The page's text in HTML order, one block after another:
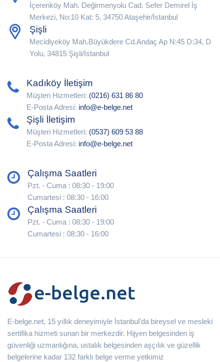
İçerenköy Mah. Değirmenyolu Cad. Sefer Demirel İş
Merkezi, No:10 Kat: 5, 34750 Ataşehir/İstanbul
Şişli
Mecidiyeköy Mah.Büyükdere Cd.Andaç Ap N:45 D:34, D
Yolu, 34815 Şişli/İstanbul
Kadıköy İletişim
Müşteri Hizmetleri: (0216) 631 86 80
E-Posta Adresi: info@e-belge.net
Şişli İletişim
Müşteri Hizmetleri: (0537) 609 53 88
E-Posta Adresi: info@e-belge.net
Çalışma Saatleri
Pzt. - Cuma : 08:30 - 19:00
Cumartesi : 08:30 - 16:00
Çalışma Saatleri
Pzt. - Cuma : 08:30 - 19:00
Cumartesi : 08:30 - 16:00
E-belge.net, 15 yıllık deneyimiyle İstanbul’da bireysel ve mesleki
sertifika hizmeti sunan bir merkezdir. Hijyen belgesinden iş
güvenliği uzmanlığına, ustalık belgesinden aşçılık ve güzellik
belgelerine kadar 132 farklı belge verme yetkimiz